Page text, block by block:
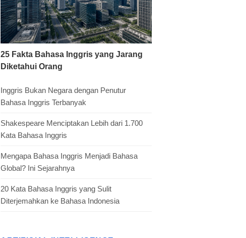
25 Fakta Bahasa Inggris yang Jarang
Diketahui Orang
Inggris Bukan Negara dengan Penutur
Bahasa Inggris Terbanyak
Shakespeare Menciptakan Lebih dari 1.700
Kata Bahasa Inggris
Mengapa Bahasa Inggris Menjadi Bahasa
Global? Ini Sejarahnya
20 Kata Bahasa Inggris yang Sulit
Diterjemahkan ke Bahasa Indonesia